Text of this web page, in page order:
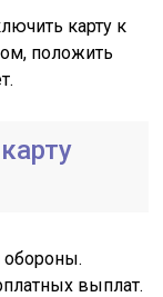
карту к
положить
обороны.
выплат.